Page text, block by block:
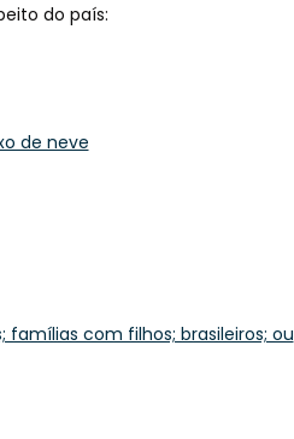
do país:
de neve
famílias com filhos; brasileiros; ou